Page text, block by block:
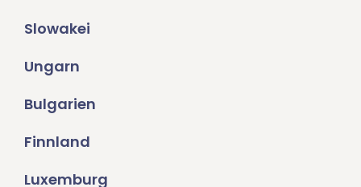
Slowakei
Ungarn
Bulgarien
Finnland
Luxemburg